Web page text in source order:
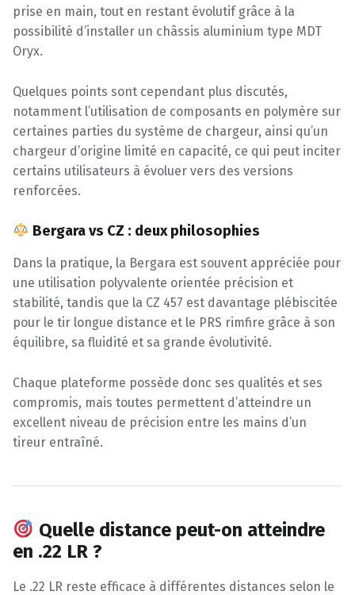
prise en main, tout en restant évolutif grâce à la
possibilité d’installer un châssis aluminium type MDT
Oryx.
Quelques points sont cependant plus discutés,
notamment l’utilisation de composants en polymère sur
certaines parties du système de chargeur, ainsi qu’un
chargeur d’origine limité en capacité, ce qui peut inciter
certains utilisateurs à évoluer vers des versions
renforcées.
Bergara vs CZ : deux philosophies
Dans la pratique, la Bergara est souvent appréciée pour
une utilisation polyvalente orientée précision et
stabilité, tandis que la CZ 457 est davantage plébiscitée
pour le tir longue distance et le PRS rimfire grâce à son
équilibre, sa fluidité et sa grande évolutivité.
Chaque plateforme possède donc ses qualités et ses
compromis, mais toutes permettent d’atteindre un
excellent niveau de précision entre les mains d’un
tireur entraîné.
Quelle distance peut-on atteindre
en .22 LR ?
Le .22 LR reste efficace à différentes distances selon le